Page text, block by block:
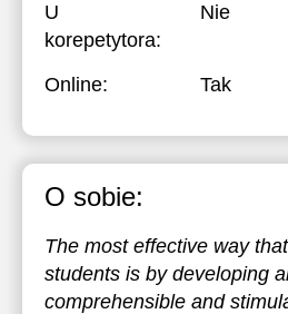
U
korepetytora:
Nie
Online: Tak
O sobie:
The most effective way
students is by developing
comprehensible and